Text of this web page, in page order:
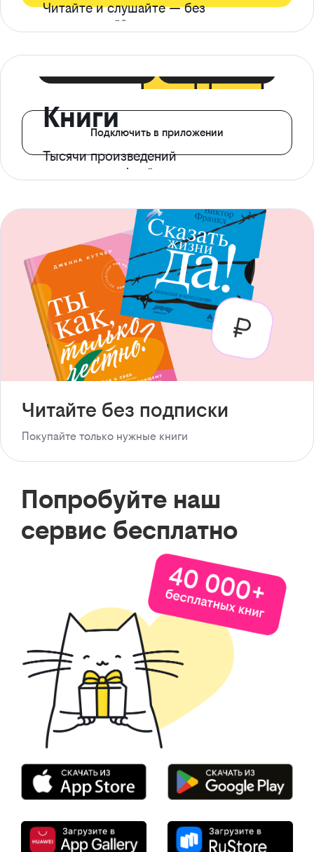
Читайте и слушайте — без
ограничений*
Книги
Тысячи произведений
с доступом офлайн
Подключить в приложении
Читайте без подписки
Покупайте только нужные книги
Попробуйте наш
сервис бесплатно